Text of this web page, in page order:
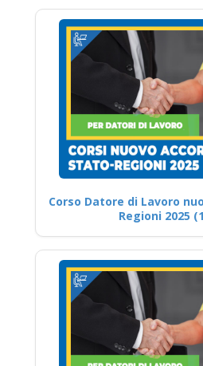
Corso Datore di Lavoro
Regioni 2025